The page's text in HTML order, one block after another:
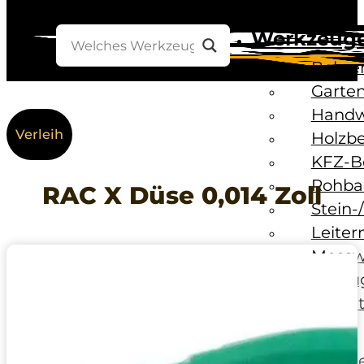
KFZ-
Baustelle
Verleih
RAC X Düse 0,014 Zoll